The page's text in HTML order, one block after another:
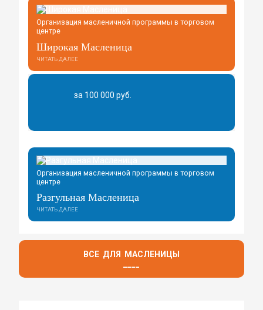
Организация масленичной программы в торговом
центре
Широкая Масленица
ЧИТАТЬ ДАЛЕЕ
за 100 000 руб.
Организация масленичной программы в торговом
центре
Разгульная Масленица
ЧИТАТЬ ДАЛЕЕ
ВСЕ ДЛЯ МАСЛЕНИЦЫ